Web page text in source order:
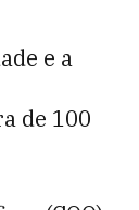
e a
de 100